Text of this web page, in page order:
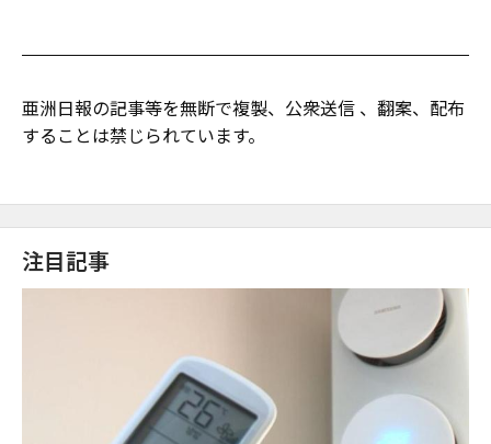
亜洲日報の記事等を無断で複製、公衆送信 、翻案、配布
することは禁じられています。
注目記事